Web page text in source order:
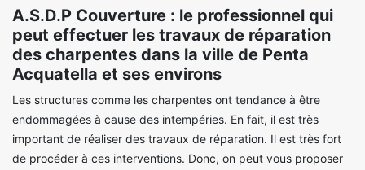
A.S.D.P Couverture : le professionnel qui
peut effectuer les travaux de réparation
des charpentes dans la ville de Penta
Acquatella et ses environs
Les structures comme les charpentes ont tendance à être
endommagées à cause des intempéries. En fait, il est très
important de réaliser des travaux de réparation. Il est très fort
de procéder à ces interventions. Donc, on peut vous proposer